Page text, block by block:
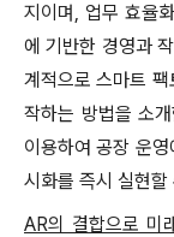
지이며, 업무 효율
에 기반한 경영과
계적으로 스마트 팩
작하는 방법을 소
이용하여 공장 운
시화를 즉시 실현
AR의 결합으로 미